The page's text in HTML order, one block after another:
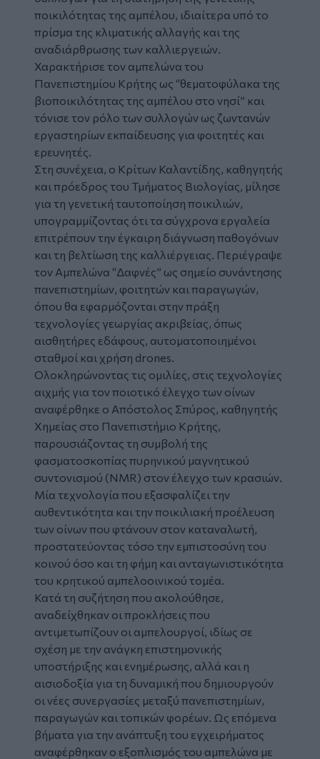
ποικιλότητας της αμπέλου, ιδιαίτερα υπό το
πρίσμα της κλιματικής αλλαγής και της
αναδιάρθρωσης των καλλιεργειών.
Χαρακτήρισε τον αμπελώνα του
Πανεπιστημίου Κρήτης ως “θεματοφύλακα της
βιοποικιλότητας της αμπέλου στο νησί” και
τόνισε τον ρόλο των συλλογών ως ζωντανών
εργαστηρίων εκπαίδευσης για φοιτητές και
ερευνητές.
Στη συνέχεια, ο Κρίτων Καλαντίδης, καθηγητής
και πρόεδρος του Τμήματος Βιολογίας, μίλησε
για τη γενετική ταυτοποίηση ποικιλιών,
υπογραμμίζοντας ότι τα σύγχρονα εργαλεία
επιτρέπουν την έγκαιρη διάγνωση παθογόνων
και τη βελτίωση της καλλιέργειας. Περιέγραψε
τον Αμπελώνα “Δαφνές” ως σημείο συνάντησης
πανεπιστημίων, φοιτητών και παραγωγών,
όπου θα εφαρμόζονται στην πράξη
τεχνολογίες γεωργίας ακριβείας, όπως
αισθητήρες εδάφους, αυτοματοποιημένοι
σταθμοί και χρήση drones.
Ολοκληρώνοντας τις ομιλίες, στις τεχνολογίες
αιχμής για τον ποιοτικό έλεγχο των οίνων
αναφέρθηκε ο Απόστολος Σπύρος, καθηγητής
Χημείας στο Πανεπιστήμιο Κρήτης,
παρουσιάζοντας τη συμβολή της
φασματοσκοπίας πυρηνικού μαγνητικού
συντονισμού (NMR) στον έλεγχο των κρασιών.
Μία τεχνολογία που εξασφαλίζει την
αυθεντικότητα και την ποικιλιακή προέλευση
των οίνων που φτάνουν στον καταναλωτή,
προστατεύοντας τόσο την εμπιστοσύνη του
κοινού όσο και τη φήμη και ανταγωνιστικότητα
του κρητικού αμπελοοινικού τομέα.
Κατά τη συζήτηση που ακολούθησε,
αναδείχθηκαν οι προκλήσεις που
αντιμετωπίζουν οι αμπελουργοί, ιδίως σε
σχέση με την ανάγκη επιστημονικής
υποστήριξης και ενημέρωσης, αλλά και η
αισιοδοξία για τη δυναμική που δημιουργούν
οι νέες συνεργασίες μεταξύ πανεπιστημίων,
παραγωγών και τοπικών φορέων. Ως επόμενα
βήματα για την ανάπτυξη του εγχειρήματος
αναφέρθηκαν ο εξοπλισμός του αμπελώνα με